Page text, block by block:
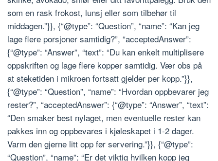
som en rask frokost, lunsj eller som tilbehør til
middagen.”}}, {“@type”: “Question”, “name”: “Kan jeg
lage flere porsjoner samtidig?”, “acceptedAnswer”:
{“@type”: “Answer”, “text”: “Du kan enkelt multiplisere
oppskriften og lage flere kopper samtidig. Vær obs på
at steketiden i mikroen fortsatt gjelder per kopp.”}},
{“@type”: “Question”, “name”: “Hvordan oppbevarer jeg
rester?”, “acceptedAnswer”: {“@type”: “Answer”, “text”:
“Den smaker best nylaget, men eventuelle rester kan
pakkes inn og oppbevares i kjøleskapet i 1-2 dager.
Varm den gjerne litt opp før servering.”}}, {“@type”:
“Question”, “name”: “Er det viktig hvilken kopp jeg